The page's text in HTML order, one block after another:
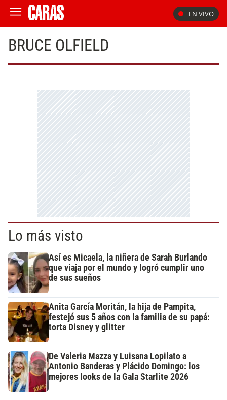
EN VIVO
BRUCE OLFIELD
Lo más visto
Así es Micaela, la niñera de Sarah Burlando
que viaja por el mundo y logró cumplir uno
de sus sueños
Anita García Moritán, la hija de Pampita,
festejó sus 5 años con la familia de su papá:
torta Disney y glitter
De Valeria Mazza y Luisana Lopilato a
Antonio Banderas y Plácido Domingo: los
mejores looks de la Gala Starlite 2026